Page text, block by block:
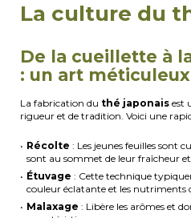
La culture du
De la cueillette à
: un art méticuleux
La fabrication du thé japonais est
rigueur et de tradition. Voici une
Récolte : Les jeunes feuilles sont
sont au sommet de leur fraîcheur
Étuvage : Cette technique
couleur éclatante et les nutriments
Malaxage : Libère les arômes et